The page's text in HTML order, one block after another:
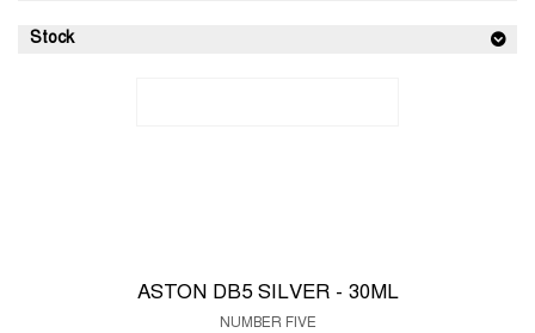
Stock
ASTON DB5 SILVER - 30ML
NUMBER FIVE